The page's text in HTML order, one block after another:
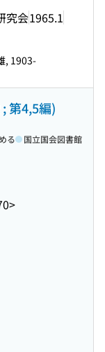
究会1965.1
, 1903-
第4,5編)
る 国立国会図書館